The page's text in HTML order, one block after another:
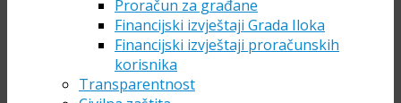
Proračun za građane
Financijski izvještaji Grada Iloka
Financijski izvještaji proračunskih
korisnika
Transparentnost